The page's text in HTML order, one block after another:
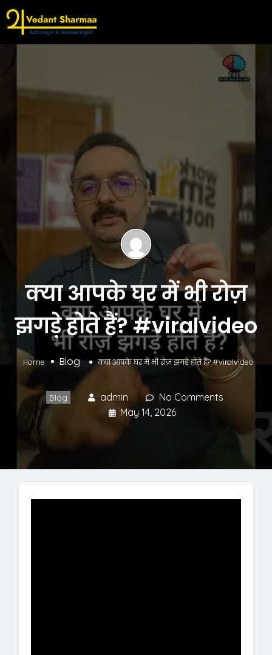
क्या आपके घर में भी रोज़
झगड़े होते हैं? #viralvideo
Home Blog क्या आपके घर में भी रोज़ झगड़े होते हैं? #viralvideo
Blog admin
No Comments
May 14, 2026